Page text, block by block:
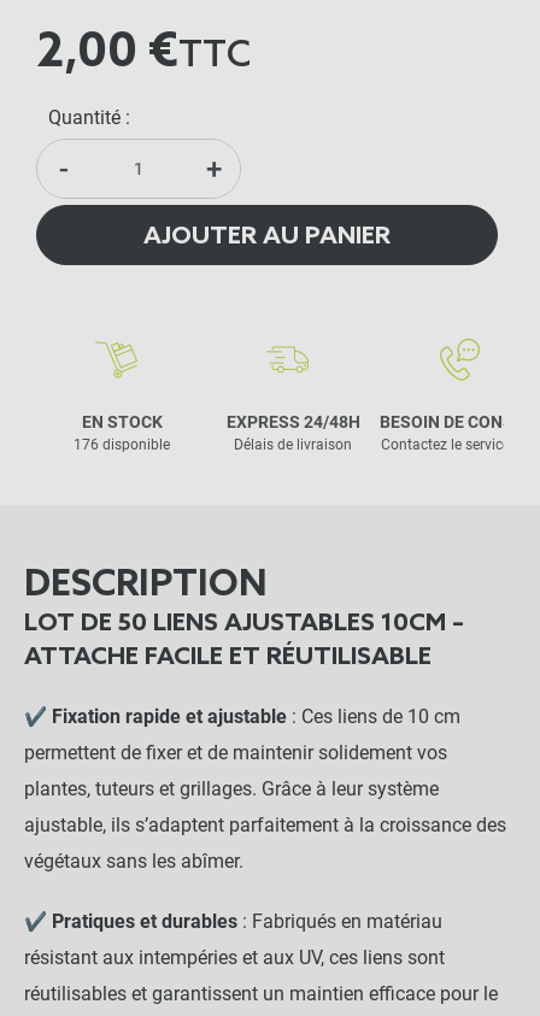
2,00 €TTC
Quantité :
- +
AJOUTER AU PANIER
EN STOCK
176 disponible
EXPRESS 24/48H
Délais de livraison
BESOIN DE CONSEIL
Contactez le service
DESCRIPTION
LOT DE 50 LIENS AJUSTABLES 10CM –
ATTACHE FACILE ET RÉUTILISABLE
✔ Fixation rapide et ajustable : Ces liens de 10 cm
permettent de fixer et de maintenir solidement vos
plantes, tuteurs et grillages. Grâce à leur système
ajustable, ils s’adaptent parfaitement à la croissance des
végétaux sans les abîmer.
✔ Pratiques et durables : Fabriqués en matériau
résistant aux intempéries et aux UV, ces liens sont
réutilisables et garantissent un maintien efficace pour le